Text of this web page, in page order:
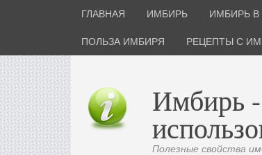
ГЛАВНАЯ ИМБИРЬ ИМБИРЬ В
ПОЛЬЗА ИМБИРЯ РЕЦЕПТЫ С
Имбирь -
Полезные свойства